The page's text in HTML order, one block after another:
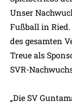
Unser
Fußball in
des gesamten
Treue als
SVR-
„Die SV